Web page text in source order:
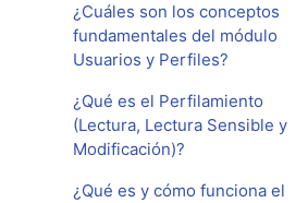
¿Cuáles son los conceptos
fundamentales del módulo
Usuarios y Perfiles?
¿Qué es el Perfilamiento
(Lectura, Lectura Sensible y
Modificación)?
¿Qué es y cómo funciona el